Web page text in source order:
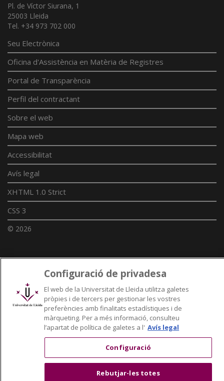
Pl. de Víctor Siurana, 1
25003 Lleida
Tel. +34 973 702 000
Seu Electrònica
Oficina d'Assistència en Matèria de Registres
Portal de Transparència
Perfil del contractant
Sobre el web
Mapa web
Accessibilitat
Avís legal
XHTML 1.0 Strict
CSS 3
© 2026
Enllaços UdL
Xarxes universitàries
Configuració de privadesa
El web de la Universitat de Lleida utilitza galetes
pròpies i de tercers per gestionar les vostres
preferències amb finalitats estadístiques i de
màrqueting. Per a més informació, consulteu
l’apartat de política de galetes a l' Avís legal
Configuració
Rebutjar-les totes